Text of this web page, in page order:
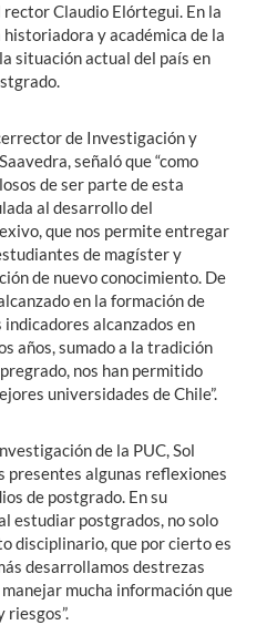
rector Claudio Elórtegui. En la
y académica de la
situación actual del país en
de Investigación y
señaló que “como
de ser parte de esta
al desarrollo del
que nos permite entregar
de magíster y
de nuevo conocimiento. De
en la formación de
alcanzados en
años, sumado a la tradición
nos han permitido
universidades de Chile”.
de la PUC, Sol
presentes algunas reflexiones
de postgrado. En su
estudiar postgrados, no solo
disciplinario, que por cierto es
desarrollamos destrezas
mucha información que
riesgos”.